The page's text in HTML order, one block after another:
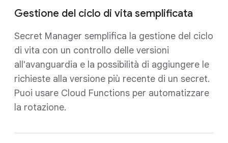
Gestione del ciclo di vita semplificata
Secret Manager semplifica la gestione del ciclo
di vita con un controllo delle versioni
all'avanguardia e la possibilità di aggiungere le
richieste alla versione più recente di un secret.
Puoi usare Cloud Functions per automatizzare
la rotazione.